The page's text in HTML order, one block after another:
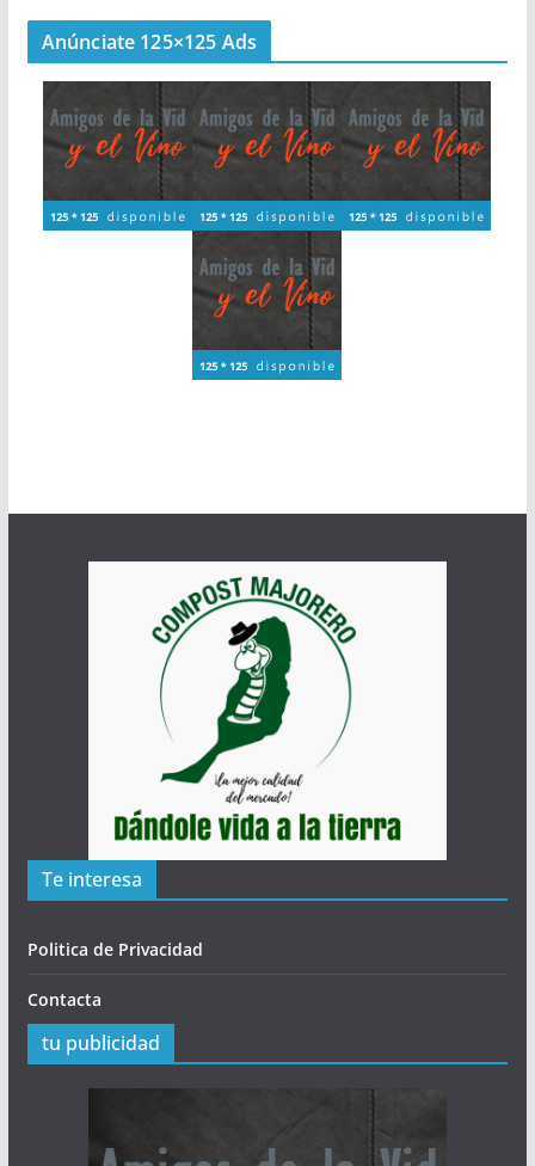
Anúnciate 125×125 Ads
Te interesa
Politica de Privacidad
Contacta
tu publicidad